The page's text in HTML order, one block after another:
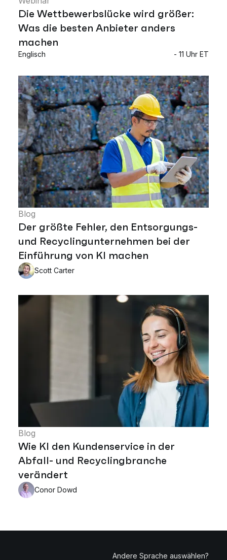
Die Wettbewerbslücke wird größer:
Was die besten Anbieter anders
machen
Englisch - 11 Uhr ET
Blog
Der größte Fehler, den Entsorgungs-
und Recyclingunternehmen bei der
Einführung von KI machen
Scott Carter
Blog
Wie KI den Kundenservice in der
Abfall- und Recyclingbranche
verändert
Conor Dowd
Andere Sprache auswählen?